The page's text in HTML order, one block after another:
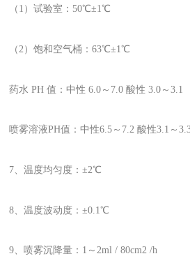
（1）试验室：50℃±1℃
（2）饱和空气桶：63℃±1℃
药水 PH 值：中性 6.0～7.0 酸性 3.0～3.1
喷雾溶液PH值：中性6.5～7.2 酸性3.1～
7、温度均匀度：±2℃
8、温度波动度：±0.1℃
9、喷雾沉降量：1～2ml / 80cm2 /h